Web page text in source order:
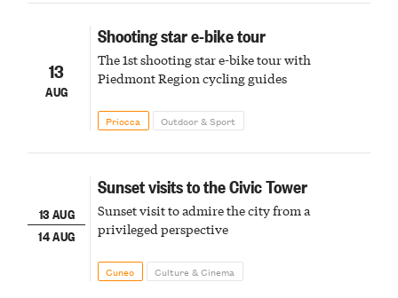
13
AUG
Shooting star e-bike tour
The 1st shooting star e-bike tour with
Piedmont Region cycling guides
Priocca Outdoor & Sport
13 AUG
14 AUG
Sunset visits to the Civic Tower
Sunset visit to admire the city from a
privileged perspective
Cuneo Culture & Cinema